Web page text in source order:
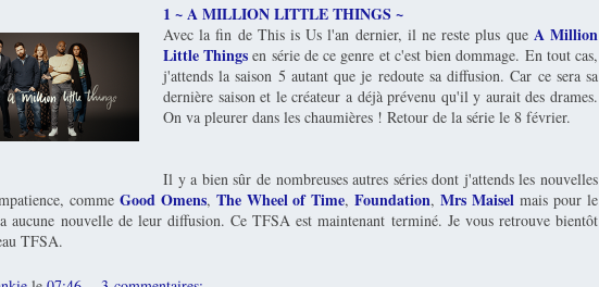
1 ~ A MILLION LITTLE THINGS ~
Avec la fin de This is Us l'an dernier, il ne reste plus que A Million
Little Things en série de ce genre et c'est bien dommage. En tout cas,
j'attends la saison 5 autant que je redoute sa diffusion. Car ce sera sa
dernière saison et le créateur a déjà prévenu qu'il y aurait des drames.
On va pleurer dans les chaumières ! Retour de la série le 8 février.
Il y a bien sûr de nombreuses autres séries dont j'attends les nouvelles
comme Good Omens, The Wheel of Time,Foundation,Mrs Maisel mais pour le
aucune nouvelle de leur diffusion. Ce TFSA est maintenant terminé. Je vous retrouve bientôt
TFSA.